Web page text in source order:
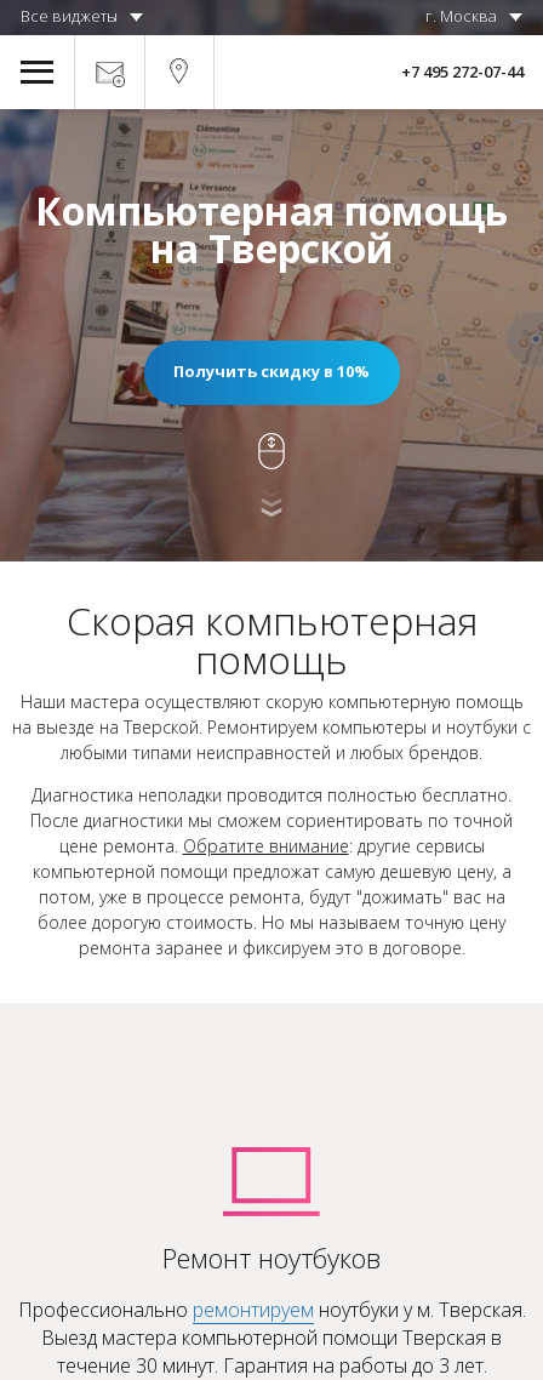
Все виджеты г. Москва
+7 495 272-07-44
Компьютерная помощь
на Тверской
Получить скидку в 10%
Скорая компьютерная
помощь
Наши мастера осуществляют скорую компьютерную помощь
на выезде на Тверской. Ремонтируем компьютеры и ноутбуки с
любыми типами неисправностей и любых брендов.
Диагностика неполадки проводится полностью бесплатно.
После диагностики мы сможем сориентировать по точной
цене ремонта. Обратите внимание: другие сервисы
компьютерной помощи предложат самую дешевую цену, а
потом, уже в процессе ремонта, будут "дожимать" вас на
более дорогую стоимость. Но мы называем точную цену
ремонта заранее и фиксируем это в договоре.
Ремонт ноутбуков
Профессионально ремонтируем ноутбуки у м. Тверская.
Выезд мастера компьютерной помощи Тверская в
течение 30 минут. Гарантия на работы до 3 лет.